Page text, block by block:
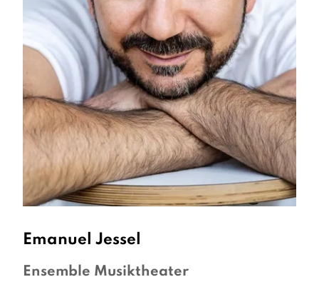
Emanuel Jessel
Ensemble Musiktheater